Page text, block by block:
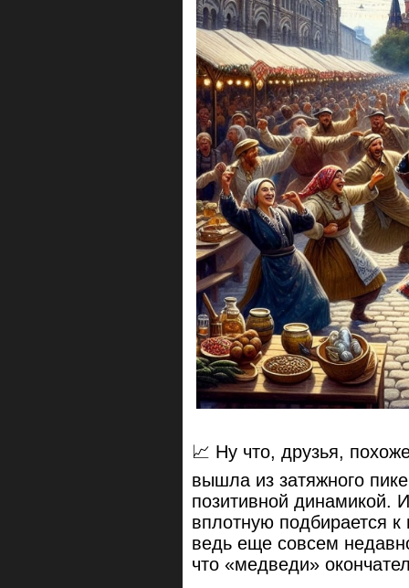
📈 Ну что, друзья,
вышла из затяжного
позитивной динамикой.
вплотную подбирается
ведь еще совсем
что «медведи»